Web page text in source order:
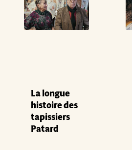
La longue
histoire des
tapissiers
Patard